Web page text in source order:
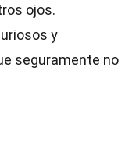
ojos.
y
seguramente no